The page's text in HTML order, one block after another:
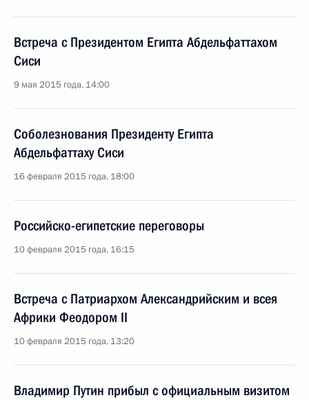
Встреча с Президентом Египта Абдельфаттахом
Сиси
9 мая 2015 года, 14:00
Соболезнования Президенту Египта
Абдельфаттаху Сиси
16 февраля 2015 года, 18:00
Российско-египетские переговоры
10 февраля 2015 года, 16:15
Встреча с Патриархом Александрийским и всея
Африки Феодором II
10 февраля 2015 года, 13:20
Владимир Путин прибыл с официальным визитом